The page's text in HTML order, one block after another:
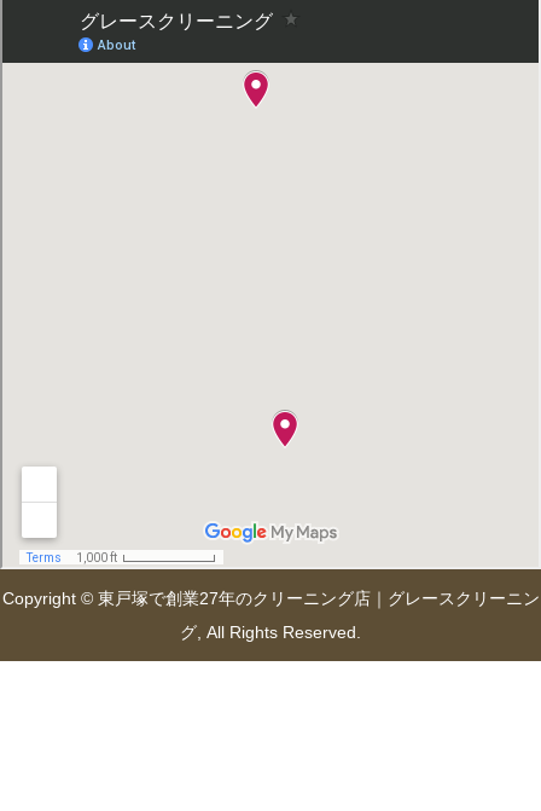
Copyright © 東戸塚で創業27年のクリーニング店｜グレースクリーニン
グ, All Rights Reserved.